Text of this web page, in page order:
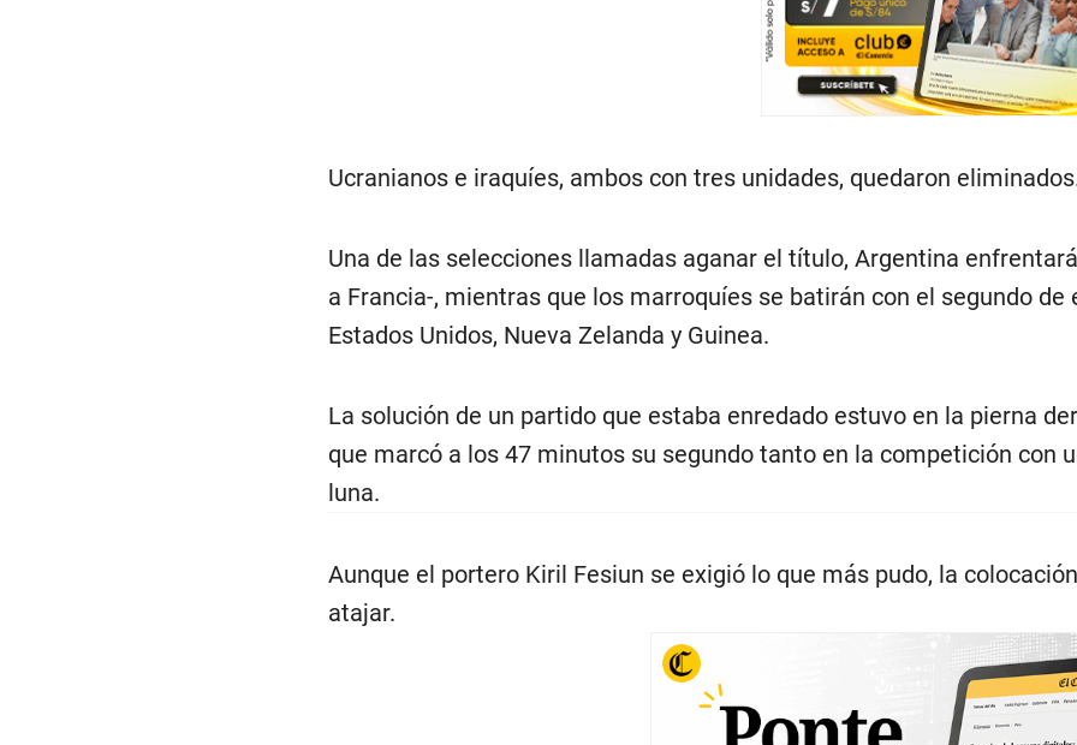
Ucranianos e iraquíes, ambos con tres unidades, quedaron
Una de las selecciones llamadas aganar el título, Argentina
a Francia-, mientras que los marroquíes se batirán con el segundo
Estados Unidos, Nueva Zelanda y Guinea.
La solución de un partido que estaba enredado estuvo en la pierna
que marcó a los 47 minutos su segundo tanto en la competición con
luna.
Aunque el portero Kiril Fesiun se exigió lo que más pudo, la
atajar.